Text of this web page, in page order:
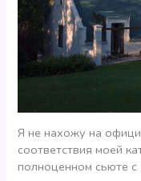
Я не нахожу на
соответствия моей
полноценном сьюте